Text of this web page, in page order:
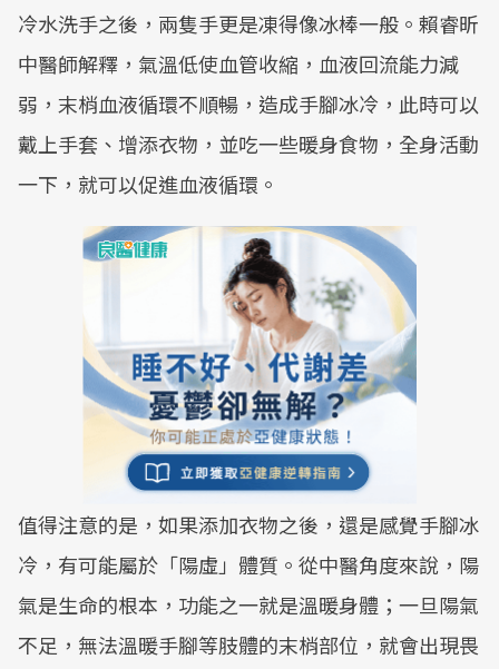
冷水洗手之後，兩隻手更是凍得像冰棒一般。賴睿昕
中醫師解釋，氣溫低使血管收縮，血液回流能力減
弱，末梢血液循環不順暢，造成手腳冰冷，此時可以
戴上手套、增添衣物，並吃一些暖身食物，全身活動
一下，就可以促進血液循環。
值得注意的是，如果添加衣物之後，還是感覺手腳冰
冷，有可能屬於「陽虛」體質。從中醫角度來說，陽
氣是生命的根本，功能之一就是溫暖身體；一旦陽氣
不足，無法溫暖手腳等肢體的末梢部位，就會出現畏